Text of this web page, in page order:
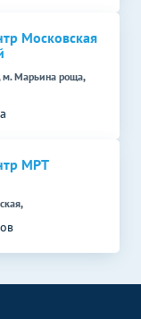
Московская
м. Марьина роща,
МРТ